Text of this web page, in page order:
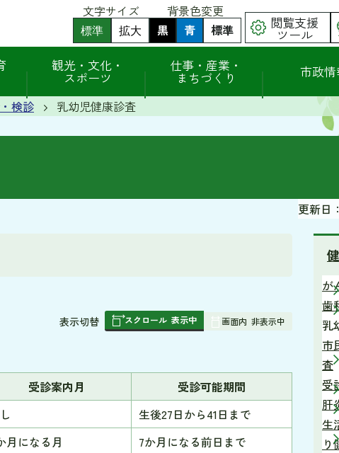
文字サイズ
標準
初
期
態
）
拡大
態
）
背景色変更
黒
景
色
を
黒
色
に
る
青
景
色
を
青
色
に
る
標準
景
色
を
戻
閲覧支援
ツール
観光・文化・
スポーツ
仕事・産業・
まちづくり 市政
検診 乳幼児健康診査
更新日
表
の
表示切替 スクロール 表示中 画面内 非表示中
受診案内月
受診可能期間
生後27日から41日まで
月になる月
7か月になる前日まで
が
歯
乳
市
査
受
肝
生
り